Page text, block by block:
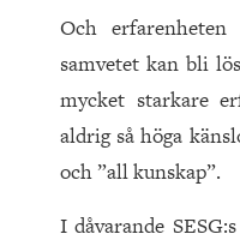
Och
samvetet kan bli
mycket starkare
aldrig så höga
och ”all kunskap”.
I dåvarande